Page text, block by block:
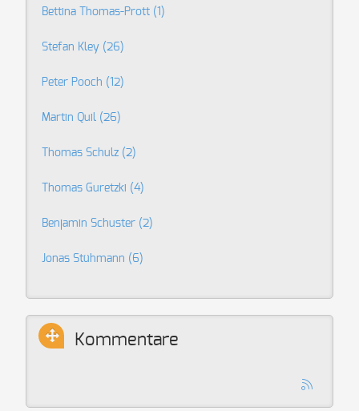
Bettina Thomas-Prott (1)
Stefan Kley (26)
Peter Pooch (12)
Martin Quil (26)
Thomas Schulz (2)
Thomas Guretzki (4)
Benjamin Schuster (2)
Jonas Stühmann (6)
Kommentare